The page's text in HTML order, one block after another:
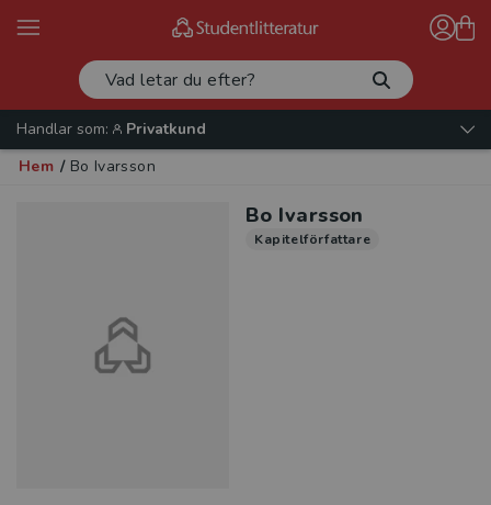
Handlar som:
Privatkund
Hem / Bo Ivarsson
Bo Ivarsson
Kapitelförfattare